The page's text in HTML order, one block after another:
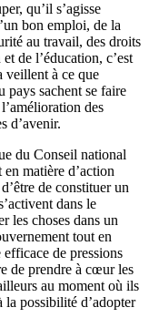
qu’il s’agisse
bon emploi, de la
au travail, des droits
de l’éducation, c’est
veillent à ce que
pays sachent se faire
des
d’avenir.
du Conseil national
matière d’action
de constituer un
dans le
les choses dans un
tout en
efficace de pressions
de prendre à cœur les
au moment où ils
possibilité d’adopter